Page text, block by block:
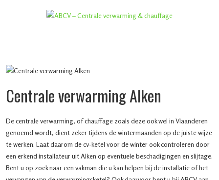
Centrale verwarming Alken
De centrale verwarming, of chauffage zoals deze ook wel in Vlaanderen
genoemd wordt, dient zeker tijdens de wintermaanden op de juiste wijze
te werken. Laat daarom de cv-ketel voor de winter ook controleren door
een erkend installateur uit Alken op eventuele beschadigingen en slijtage.
Bent u op zoek naar een vakman die u kan helpen bij de installatie of het